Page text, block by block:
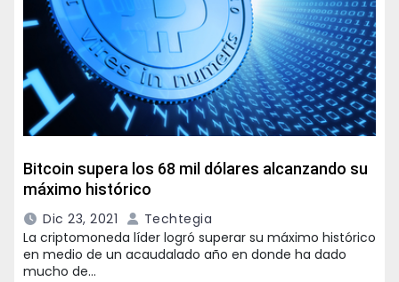
Bitcoin supera los 68 mil dólares alcanzando su
máximo histórico
Dic 23, 2021
Techtegia
La criptomoneda líder logró superar su máximo histórico
en medio de un acaudalado año en donde ha dado
mucho de…